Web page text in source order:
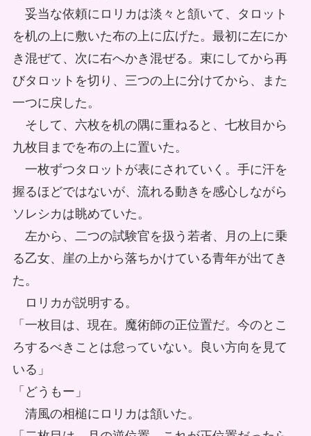
妥当な依頼にロリカは淡々と頷いて、タロット
を机の上に敷いた布の上に広げた。最初に左にか
き混ぜて、次に右へかき混ぜる。束にしてから再
びタロットを切り、三つの上に分けてから、また
一つに戻した。
そして、六枚を机の隅に重ねると、七枚目から
九枚目までを布の上に置いた。
一枚ずつタロットが表にされていく。手に汗を
握るほどではないが、流れる動きを感心しながら
ソレシカは眺めていた。
左から、二つの試験官を扱う若者、月の上に乗
る乙女、崖の上から落ちかけている青年が出てき
た。
ロリカが説明する。
「一枚目は、現在。魔術師の正位置だ。今のとこ
ろするべきことは怠っていない。良い方向を見て
いる」
「どうもー」
清風の相槌にロリカは頷いた。